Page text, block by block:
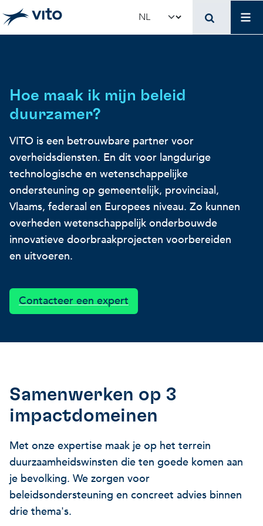
Skip to main content
Select your language
Gebruik onze infrastructuur
Licenties en spin-offs
VITO4STARTERS
Een gezonde leefomgeving
State-of-the-art
Voorbeeldprojecten
Nieuws en updates
Een regeneratieve
Veerkrachtige ecosystemen
Concrete toepassingen
Onze projecten
Wetenschappelijke
Veerkrachtige ecosystemen
Hoe maak ik mijn beleid
duurzamer?
VITO is een betrouwbare partner voor
overheidsdiensten. En dit voor langdurige
technologische en wetenschappelijke
ondersteuning op gemeentelijk, provinciaal,
Vlaams, federaal en Europees niveau. Zo kunnen
overheden wetenschappelijk onderbouwde
innovatieve doorbraakprojecten voorbereiden
en uitvoeren.
Contacteer een expert
Samenwerken op 3
impactdomeinen
Met onze expertise maak je op het terrein
duurzaamheidswinsten die ten goede komen aan
je bevolking. We zorgen voor
beleidsondersteuning en concreet advies binnen
drie thema's.